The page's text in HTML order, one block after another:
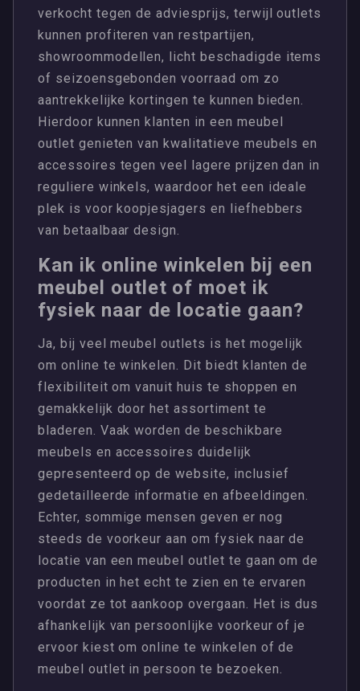
verkocht tegen de adviesprijs, terwijl outlets
kunnen profiteren van restpartijen,
showroommodellen, licht beschadigde items
of seizoensgebonden voorraad om zo
aantrekkelijke kortingen te kunnen bieden.
Hierdoor kunnen klanten in een meubel
outlet genieten van kwalitatieve meubels en
accessoires tegen veel lagere prijzen dan in
reguliere winkels, waardoor het een ideale
plek is voor koopjesjagers en liefhebbers
van betaalbaar design.
Kan ik online winkelen bij een
meubel outlet of moet ik
fysiek naar de locatie gaan?
Ja, bij veel meubel outlets is het mogelijk
om online te winkelen. Dit biedt klanten de
flexibiliteit om vanuit huis te shoppen en
gemakkelijk door het assortiment te
bladeren. Vaak worden de beschikbare
meubels en accessoires duidelijk
gepresenteerd op de website, inclusief
gedetailleerde informatie en afbeeldingen.
Echter, sommige mensen geven er nog
steeds de voorkeur aan om fysiek naar de
locatie van een meubel outlet te gaan om de
producten in het echt te zien en te ervaren
voordat ze tot aankoop overgaan. Het is dus
afhankelijk van persoonlijke voorkeur of je
ervoor kiest om online te winkelen of de
meubel outlet in persoon te bezoeken.